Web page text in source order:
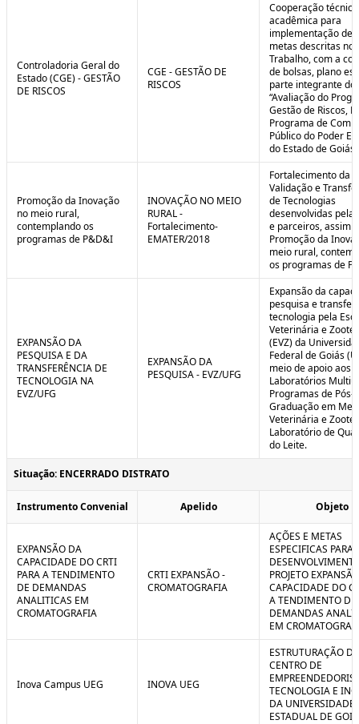
Controladoria Geral do
Estado (CGE) - GESTÃO
DE RISCOS
CGE - GESTÃO DE
RISCOS
Cooperação
acadêmica para
implementação de
metas descritas no
Trabalho, com a
de bolsas, plano
parte integrante do
“Avaliação do
Gestão de Riscos,
Programa de
Público do Poder
do Estado de
Promoção da Inovação
no meio rural,
contemplando os
programas de P&D&I
INOVAÇÃO NO MEIO
RURAL -
Fortalecimento-
EMATER/2018
Fortalecimento da
Validação e
de Tecnologias
desenvolvidas pela
e parceiros, assim
Promoção da
meio rural,
os programas de
EXPANSÃO DA
PESQUISA E DA
TRANSFERÊNCIA DE
TECNOLOGIA NA
EVZ/UFG
EXPANSÃO DA
PESQUISA - EVZ/UFG
Expansão da
pesquisa e
tecnologia pela
Veterinária e
(EVZ) da
Federal de Goiás
meio de apoio aos
Laboratórios
Programas de Pós-
Graduação em
Veterinária e
Laboratório de
do Leite.
Situação: ENCERRADO DISTRATO
Instrumento Convenial Apelido Objeto
EXPANSÃO DA
CAPACIDADE DO CRTI
PARA A TENDIMENTO
DE DEMANDAS
ANALITICAS EM
CROMATOGRAFIA
CRTI EXPANSÃO -
CROMATOGRAFIA
AÇÕES E METAS
ESPECIFICAS PARA
PROJETO
CAPACIDADE DO
A TENDIMENTO DE
DEMANDAS
EM
Inova Campus UEG INOVA UEG
ESTRUTURAÇÃO
CENTRO DE
TECNOLOGIA E
DA UNIVERSIDADE
ESTADUAL DE